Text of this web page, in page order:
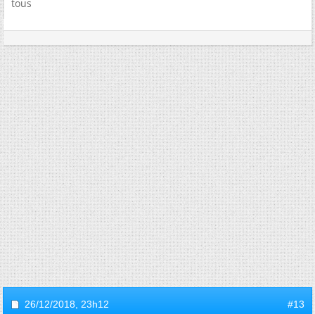
tous
26/12/2018, 23h12 #13